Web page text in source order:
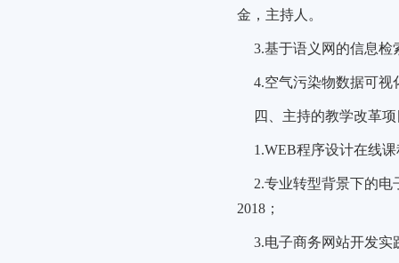
金，主持人。
3.基于语义网的信息检
4.空气污染物数据可视
四、主持的教学改革
1.WEB程序设计在线
2.专业转型背景下的电
2018；
3.电子商务网站开发实